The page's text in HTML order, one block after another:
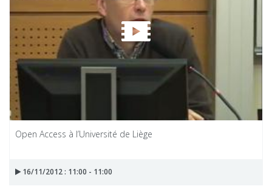
Open Access à l’Université de Liège
16/11/2012 : 11:00 - 11:00